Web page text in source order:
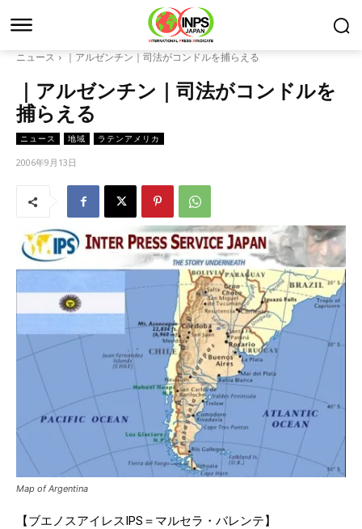
ニュース ｜アルゼンチン｜司法がコンドルを捕らえる
｜アルゼンチン｜司法がコンドルを
捕らえる
ニュース 地域 ラテンアメリカ
2006年9月13日
Map of Argentina
【ブエノスアイレスIPS＝マルセラ・バレンテ】